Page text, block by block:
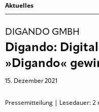
Aktuelles
DIGANDO GMBH
Digando:
»Digando«
15. Dezember 2021
Pressemitteilung | Lesedauer:2